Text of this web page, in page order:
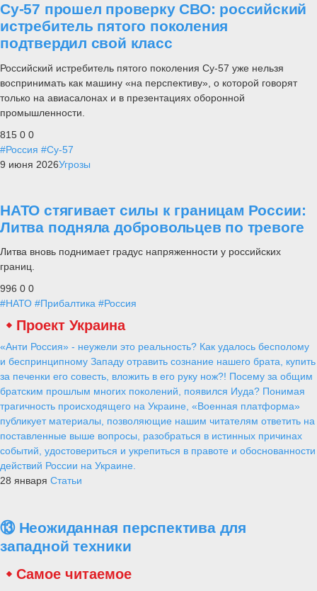
Су-57 прошел проверку СВО: российский
истребитель пятого поколения
подтвердил свой класс
Российский истребитель пятого поколения Су-57 уже нельзя
воспринимать как машину «на перспективу», о которой говорят
только на авиасалонах и в презентациях оборонной
промышленности.
815 0 0
#Россия #Су-57
9 июня 2026Угрозы
НАТО стягивает силы к границам России:
Литва подняла добровольцев по тревоге
Литва вновь поднимает градус напряженности у российских
границ.
996 0 0
#НАТО #Прибалтика #Россия
Проект Украина
«Анти Россия» - неужели это реальность? Как удалось бесполому
и беспринципному Западу отравить сознание нашего брата, купить
за печенки его совесть, вложить в его руку нож?! Посему за общим
братским прошлым многих поколений, появился Иуда? Понимая
трагичность происходящего на Украине, «Военная платформа»
публикует материалы, позволяющие нашим читателям ответить на
поставленные выше вопросы, разобраться в истинных причинах
событий, удостовериться и укрепиться в правоте и обоснованности
действий России на Украине.
28 января Статьи
⑬ Неожиданная перспектива для
западной техники
Самое читаемое